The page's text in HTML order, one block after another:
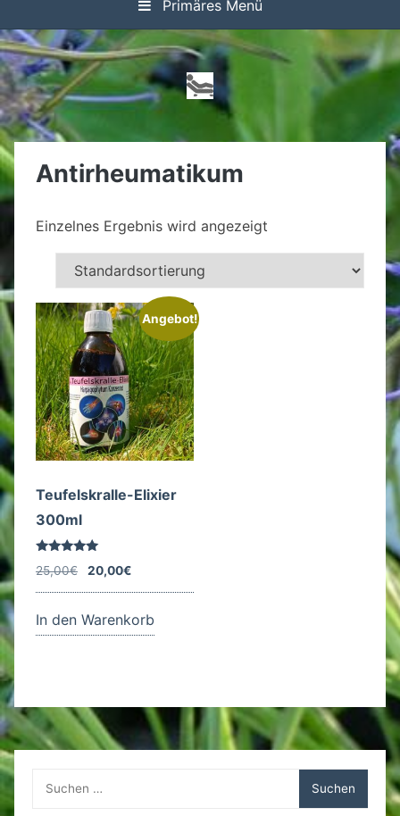
Primäres Menü
Antirheumatikum
Einzelnes Ergebnis wird angezeigt
Angebot!
Teufelskralle-Elixier
300ml
mit
25,00€
Ursprünglicher
20,00€
In den Warenkorb
nach: